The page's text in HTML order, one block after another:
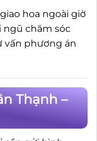
hoa ngoài giờ
ngũ chăm sóc
vấn phương án
Thạnh –